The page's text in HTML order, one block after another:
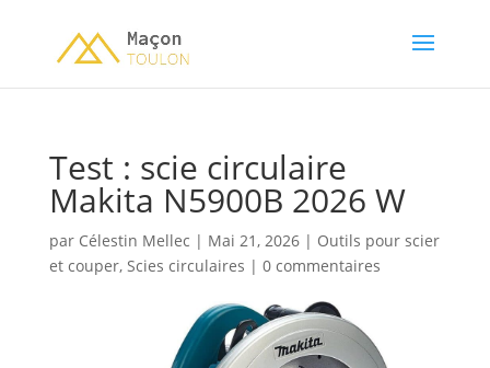
Test : scie circulaire
Makita N5900B 2026 W
par Célestin Mellec | Mai 21, 2026| Outils pour scier
et couper, Scies circulaires | 0 commentaires